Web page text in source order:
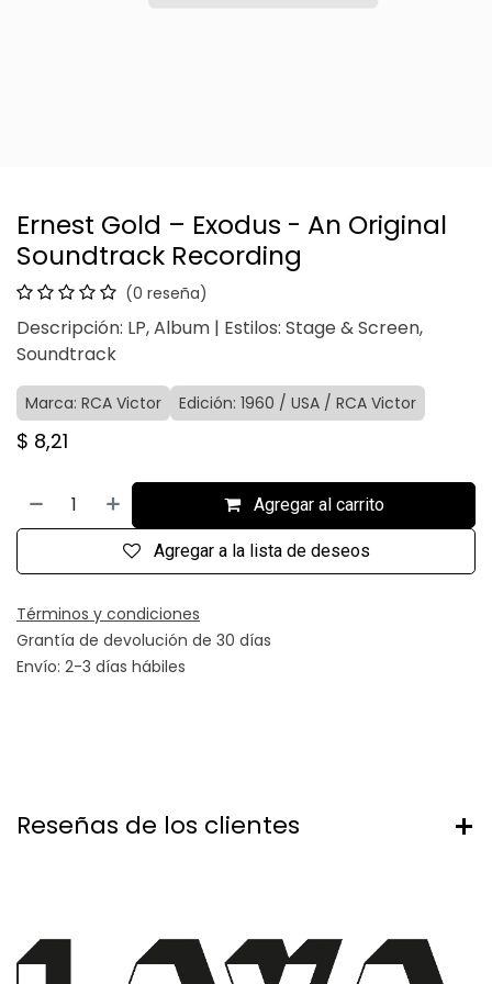
Ernest Gold – Exodus - An Original
Soundtrack Recording
(0 reseña)
Descripción: LP, Album | Estilos: Stage & Screen,
Soundtrack
Marca: RCA Victor Edición: 1960 / USA / RCA Victor
$ 8,21
Agregar al carrito
Agregar a la lista de deseos
Términos y condiciones
Grantía de devolución de 30 días
Envío: 2-3 días hábiles
Reseñas de los clientes